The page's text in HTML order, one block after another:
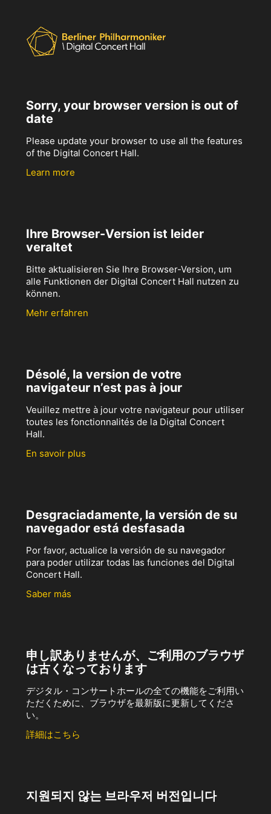
Sorry, your browser version is out of
date
Please update your browser to use all the features
of the Digital Concert Hall.
Learn more
Ihre Browser-Version ist leider
veraltet
Bitte aktualisieren Sie Ihre Browser-Version, um
alle Funktionen der Digital Concert Hall nutzen zu
können.
Mehr erfahren
Désolé, la version de votre
navigateur n’est pas à jour
Veuillez mettre à jour votre navigateur pour utiliser
toutes les fonctionnalités de la Digital Concert
Hall.
En savoir plus
Desgraciadamente, la versión de su
navegador está desfasada
Por favor, actualice la versión de su navegador
para poder utilizar todas las funciones del Digital
Concert Hall.
Saber más
申し訳ありませんが、ご利用のブラウザ
は古くなっております
デジタル・コンサートホールの全ての機能をご利用い
ただくために、ブラウザを最新版に更新してくださ
い。
詳細はこちら
지원되지 않는 브라우저 버전입니다